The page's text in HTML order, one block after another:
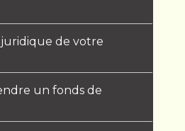
de votre
un fonds de